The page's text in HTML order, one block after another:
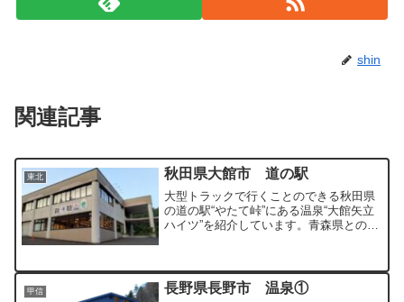
shin
関連記事
東北 秋田県大館市 道の駅
大型トラックで行くことのできる秋田県
の道の駅“やたて峠”にある温泉“大館矢立
ハイツ”を紹介しています。青森県との県
甲信 長野県長野市 温泉①